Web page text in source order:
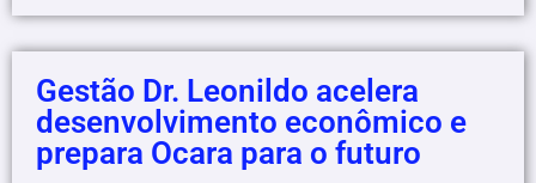
Gestão Dr. Leonildo acelera
desenvolvimento econômico e
prepara Ocara para o futuro